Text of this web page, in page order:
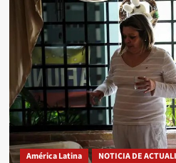
América Latina NOTICIA DE